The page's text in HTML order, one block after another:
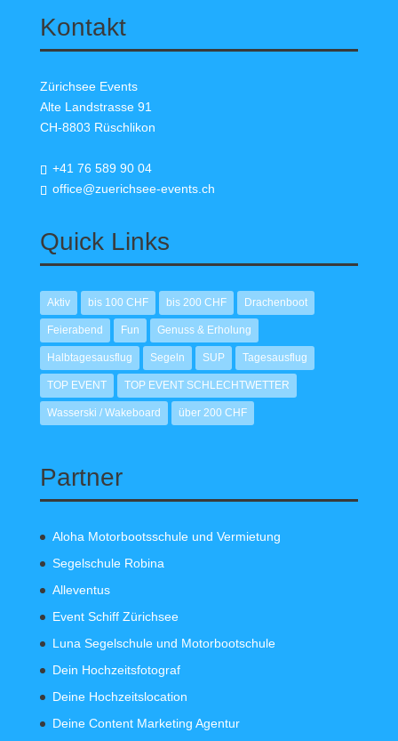
Kontakt
Zürichsee Events
Alte Landstrasse 91
CH-8803 Rüschlikon
+41 76 589 90 04
office@zuerichsee-events.ch
Quick Links
Aktiv bis 100 CHF bis 200 CHF Drachenboot
Feierabend Fun Genuss & Erholung
Halbtagesausflug Segeln SUP Tagesausflug
TOP EVENT TOP EVENT SCHLECHTWETTER
Wasserski / Wakeboard über 200 CHF
Partner
Aloha Motorbootsschule und Vermietung
Segelschule Robina
Alleventus
Event Schiff Zürichsee
Luna Segelschule und Motorbootschule
Dein Hochzeitsfotograf
Deine Hochzeitslocation
Deine Content Marketing Agentur